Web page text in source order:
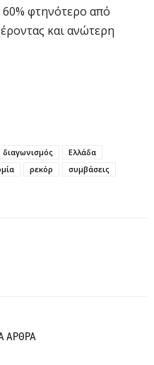
60% φτηνότερο από
και ανώτερη
διαγωνισμός
Ελλάδα
ρεκόρ
συμβάσεις
ΑΡΘΡΑ